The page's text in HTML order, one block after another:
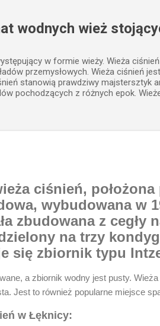
wodnych wież
w formie wieży. Wieża
przemysłowych. Wieża ciśnień
stanowią prawdziwy majstersztyk
pochodzących z różnych epok.
ciśnień, położona
wybudowana w
zbudowana z cegły
na trzy
się zbiornik typu
a zbiornik wodny jest pusty.
Jest to również popularne miejsce
w Łęknicy: